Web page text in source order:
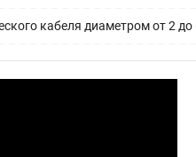
кабеля диаметром от 2